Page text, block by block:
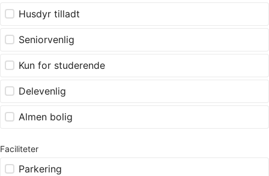
Husdyr tilladt
Seniorvenlig
Kun for studerende
Delevenlig
Almen bolig
Faciliteter
Parkering